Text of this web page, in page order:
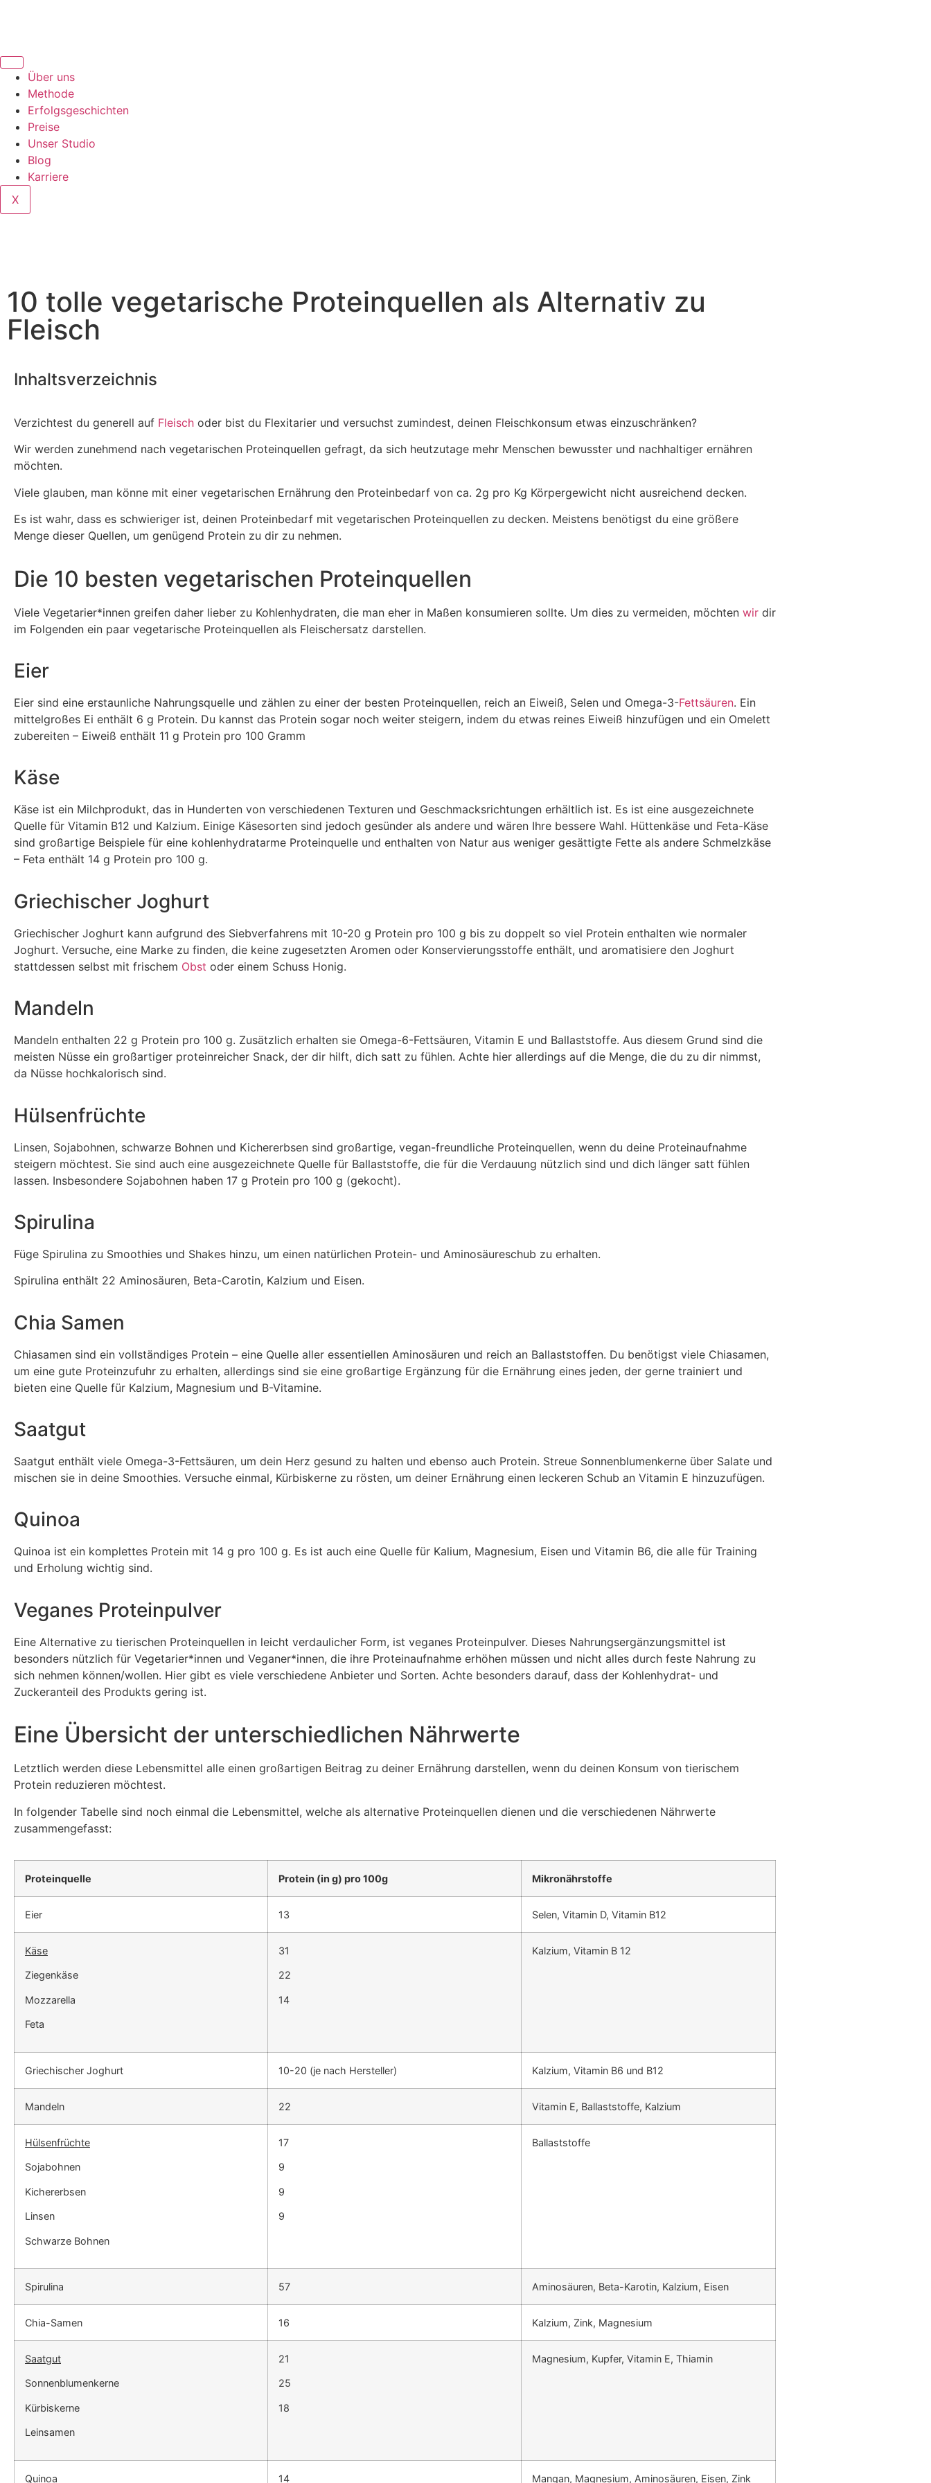
Über uns
Methode
Erfolgsgeschichten
Preise
Unser Studio
Blog
Karriere
X
10 tolle vegetarische Proteinquellen als Alternativ zu
Fleisch
Inhaltsverzeichnis
Verzichtest du generell auf Fleisch oder bist du Flexitarier und versuchst zumindest, deinen Fleischkonsum etwas einzuschränken?
Wir werden zunehmend nach vegetarischen Proteinquellen gefragt, da sich heutzutage mehr Menschen bewusster und nachhaltiger ernähren
möchten.
Viele glauben, man könne mit einer vegetarischen Ernährung den Proteinbedarf von ca. 2g pro Kg Körpergewicht nicht ausreichend decken.
Es ist wahr, dass es schwieriger ist, deinen Proteinbedarf mit vegetarischen Proteinquellen zu decken. Meistens benötigst du eine größere
Menge dieser Quellen, um genügend Protein zu dir zu nehmen.
Die 10 besten vegetarischen Proteinquellen
Viele Vegetarier*innen greifen daher lieber zu Kohlenhydraten, die man eher in Maßen konsumieren sollte. Um dies zu vermeiden, möchten wir dir
im Folgenden ein paar vegetarische Proteinquellen als Fleischersatz darstellen.
Eier
Eier sind eine erstaunliche Nahrungsquelle und zählen zu einer der besten Proteinquellen, reich an Eiweiß, Selen und Omega-3-Fettsäuren. Ein
mittelgroßes Ei enthält 6 g Protein. Du kannst das Protein sogar noch weiter steigern, indem du etwas reines Eiweiß hinzufügen und ein Omelett
zubereiten – Eiweiß enthält 11 g Protein pro 100 Gramm
Käse
Käse ist ein Milchprodukt, das in Hunderten von verschiedenen Texturen und Geschmacksrichtungen erhältlich ist. Es ist eine ausgezeichnete
Quelle für Vitamin B12 und Kalzium. Einige Käsesorten sind jedoch gesünder als andere und wären Ihre bessere Wahl. Hüttenkäse und Feta-Käse
sind großartige Beispiele für eine kohlenhydratarme Proteinquelle und enthalten von Natur aus weniger gesättigte Fette als andere Schmelzkäse
– Feta enthält 14 g Protein pro 100 g.
Griechischer Joghurt
Griechischer Joghurt kann aufgrund des Siebverfahrens mit 10-20 g Protein pro 100 g bis zu doppelt so viel Protein enthalten wie normaler
Joghurt. Versuche, eine Marke zu finden, die keine zugesetzten Aromen oder Konservierungsstoffe enthält, und aromatisiere den Joghurt
stattdessen selbst mit frischem Obst oder einem Schuss Honig.
Mandeln
Mandeln enthalten 22 g Protein pro 100 g. Zusätzlich erhalten sie Omega-6-Fettsäuren, Vitamin E und Ballaststoffe. Aus diesem Grund sind die
meisten Nüsse ein großartiger proteinreicher Snack, der dir hilft, dich satt zu fühlen. Achte hier allerdings auf die Menge, die du zu dir nimmst,
da Nüsse hochkalorisch sind.
Hülsenfrüchte
Linsen, Sojabohnen, schwarze Bohnen und Kichererbsen sind großartige, vegan-freundliche Proteinquellen, wenn du deine Proteinaufnahme
steigern möchtest. Sie sind auch eine ausgezeichnete Quelle für Ballaststoffe, die für die Verdauung nützlich sind und dich länger satt fühlen
lassen. Insbesondere Sojabohnen haben 17 g Protein pro 100 g (gekocht).
Spirulina
Füge Spirulina zu Smoothies und Shakes hinzu, um einen natürlichen Protein- und Aminosäureschub zu erhalten.
Spirulina enthält 22 Aminosäuren, Beta-Carotin, Kalzium und Eisen.
Chia Samen
Chiasamen sind ein vollständiges Protein – eine Quelle aller essentiellen Aminosäuren und reich an Ballaststoffen. Du benötigst viele Chiasamen,
um eine gute Proteinzufuhr zu erhalten, allerdings sind sie eine großartige Ergänzung für die Ernährung eines jeden, der gerne trainiert und
bieten eine Quelle für Kalzium, Magnesium und B-Vitamine.
Saatgut
Saatgut enthält viele Omega-3-Fettsäuren, um dein Herz gesund zu halten und ebenso auch Protein. Streue Sonnenblumenkerne über Salate und
mischen sie in deine Smoothies. Versuche einmal, Kürbiskerne zu rösten, um deiner Ernährung einen leckeren Schub an Vitamin E hinzuzufügen.
Quinoa
Quinoa ist ein komplettes Protein mit 14 g pro 100 g. Es ist auch eine Quelle für Kalium, Magnesium, Eisen und Vitamin B6, die alle für Training
und Erholung wichtig sind.
Veganes Proteinpulver
Eine Alternative zu tierischen Proteinquellen in leicht verdaulicher Form, ist veganes Proteinpulver. Dieses Nahrungsergänzungsmittel ist
besonders nützlich für Vegetarier*innen und Veganer*innen, die ihre Proteinaufnahme erhöhen müssen und nicht alles durch feste Nahrung zu
sich nehmen können/wollen. Hier gibt es viele verschiedene Anbieter und Sorten. Achte besonders darauf, dass der Kohlenhydrat- und
Zuckeranteil des Produkts gering ist.
Eine Übersicht der unterschiedlichen Nährwerte
Letztlich werden diese Lebensmittel alle einen großartigen Beitrag zu deiner Ernährung darstellen, wenn du deinen Konsum von tierischem
Protein reduzieren möchtest.
In folgender Tabelle sind noch einmal die Lebensmittel, welche als alternative Proteinquellen dienen und die verschiedenen Nährwerte
zusammengefasst:
Proteinquelle Protein (in g) pro 100g Mikronährstoffe
Eier 13 Selen, Vitamin D, Vitamin B12
Käse
Ziegenkäse
Mozzarella
Feta
31
22
14
Kalzium, Vitamin B 12
Griechischer Joghurt 10-20 (je nach Hersteller) Kalzium, Vitamin B6 und B12
Mandeln 22 Vitamin E, Ballaststoffe, Kalzium
Hülsenfrüchte
Sojabohnen
Kichererbsen
Linsen
Schwarze Bohnen
17
9
9
9
Ballaststoffe
Spirulina 57 Aminosäuren, Beta-Karotin, Kalzium, Eisen
Chia-Samen 16 Kalzium, Zink, Magnesium
Saatgut
Sonnenblumenkerne
Kürbiskerne
Leinsamen
21
25
18
Magnesium, Kupfer, Vitamin E, Thiamin
Quinoa 14 Mangan, Magnesium, Aminosäuren, Eisen, Zink